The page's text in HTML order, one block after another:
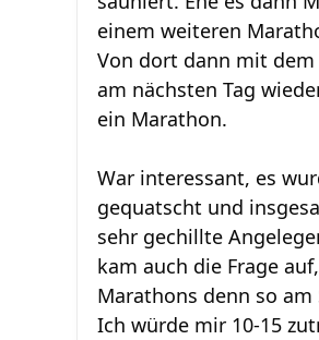
einem weiteren
Von dort dann mit
am nächsten Tag
ein Marathon.
War interessant, es
gequatscht und
sehr gechillte
kam auch die Frage
Marathons denn so am
Ich würde mir 10-15